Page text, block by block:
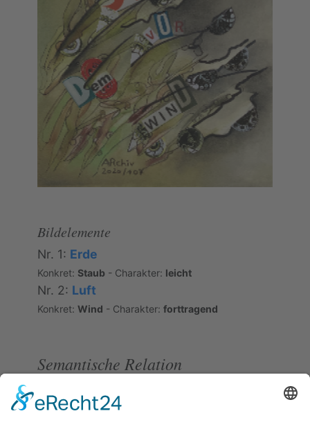
Bildelemente
Nr. 1: Erde
Konkret: Staub - Charakter: leicht
Nr. 2: Luft
Konkret: Wind - Charakter: forttragend
Semantische Relation
Konzeptäquivalenz; teilweise Bildäquivalenz